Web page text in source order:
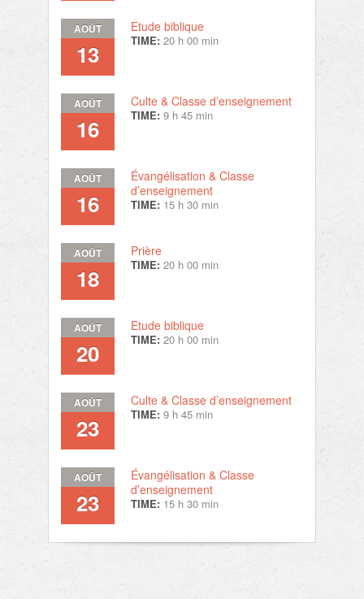
AOÛT
13
Etude biblique
TIME: 20 h 00 min
AOÛT
16
Culte & Classe d’enseignement
TIME: 9 h 45 min
AOÛT
16
Évangélisation & Classe
d’enseignement
TIME: 15 h 30 min
AOÛT
18
Prière
TIME: 20 h 00 min
AOÛT
20
Etude biblique
TIME: 20 h 00 min
AOÛT
23
Culte & Classe d’enseignement
TIME: 9 h 45 min
AOÛT
23
Évangélisation & Classe
d’enseignement
TIME: 15 h 30 min